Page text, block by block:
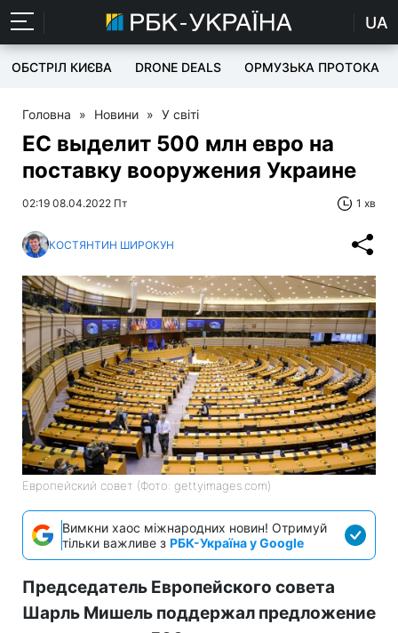
UA
ОБСТРІЛ КИЄВА DRONE DEALS ОРМУЗЬКА ПРОТОКА
Головна » Новини » У світі
ЕС выделит 500 млн евро на
поставку вооружения Украине
02:19 08.04.2022 Пт 1 хв
КОСТЯНТИН ШИРОКУН
Европейский совет (Фото: gettyimages.com)
Вимкни хаос міжнародних новин! Отримуй
тільки важливе з РБК-Україна у Google
Председатель Европейского совета
Шарль Мишель поддержал предложение